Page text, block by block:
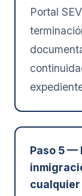
Portal
Paso 5 —